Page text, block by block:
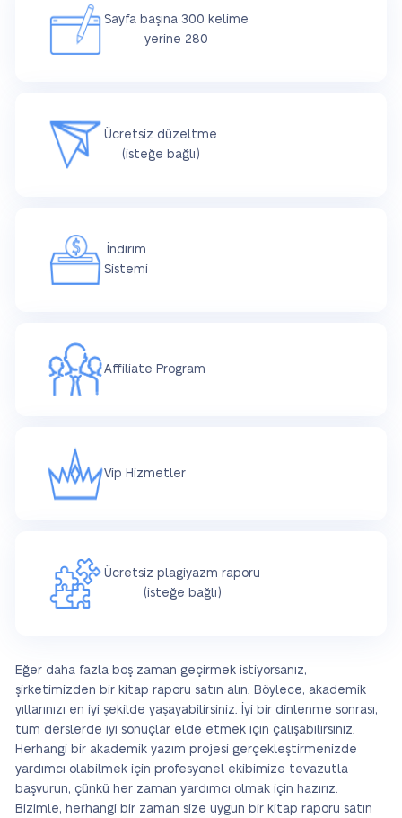
Sayfa başına 300 kelime
yerine 280
Ücretsiz düzeltme
(isteğe bağlı)
İndirim
Sistemi
Affiliate Program
Vip Hizmetler
Ücretsiz plagiyazm raporu
(isteğe bağlı)
Eğer daha fazla boş zaman geçirmek istiyorsanız,
şirketimizden bir kitap raporu satın alın. Böylece, akademik
yıllarınızı en iyi şekilde yaşayabilirsiniz. İyi bir dinlenme sonrası,
tüm derslerde iyi sonuçlar elde etmek için çalışabilirsiniz.
Herhangi bir akademik yazım projesi gerçekleştirmenizde
yardımcı olabilmek için profesyonel ekibimize tevazutla
başvurun, çünkü her zaman yardımcı olmak için hazırız.
Bizimle, herhangi bir zaman size uygun bir kitap raporu satın